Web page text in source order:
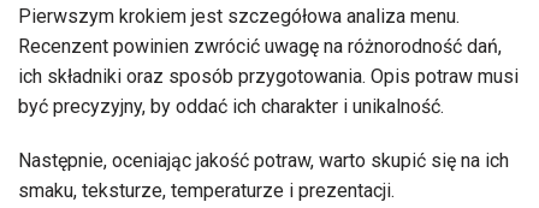
Pierwszym krokiem jest szczegółowa analiza menu.
Recenzent powinien zwrócić uwagę na różnorodność dań,
ich składniki oraz sposób przygotowania. Opis potraw musi
być precyzyjny, by oddać ich charakter i unikalność.
Następnie, oceniając jakość potraw, warto skupić się na ich
smaku, teksturze, temperaturze i prezentacji.